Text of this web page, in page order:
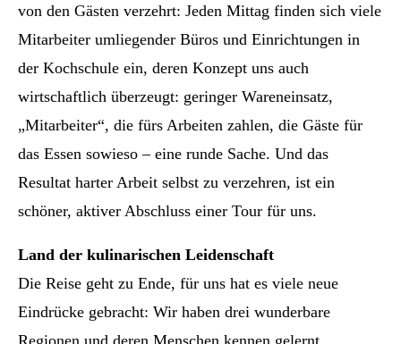
von den Gästen verzehrt: Jeden Mittag finden sich viele
Mitarbeiter umliegender Büros und Einrichtungen in
der Kochschule ein, deren Konzept uns auch
wirtschaftlich überzeugt: geringer Wareneinsatz,
„Mitarbeiter“, die fürs Arbeiten zahlen, die Gäste für
das Essen sowieso – eine runde Sache. Und das
Resultat harter Arbeit selbst zu verzehren, ist ein
schöner, aktiver Abschluss einer Tour für uns.
Land der kulinarischen Leidenschaft
Die Reise geht zu Ende, für uns hat es viele neue
Eindrücke gebracht: Wir haben drei wunderbare
Regionen und deren Menschen kennen gelernt,